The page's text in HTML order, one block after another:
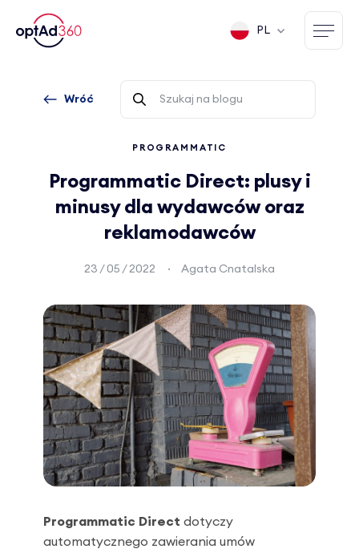
PL
Wróć
PROGRAMMATIC
Programmatic Direct: plusy i
minusy dla wydawców oraz
reklamodawców
23 / 05 / 2022 Agata Cnatalska
Programmatic Direct dotyczy
automatycznego zawierania umów